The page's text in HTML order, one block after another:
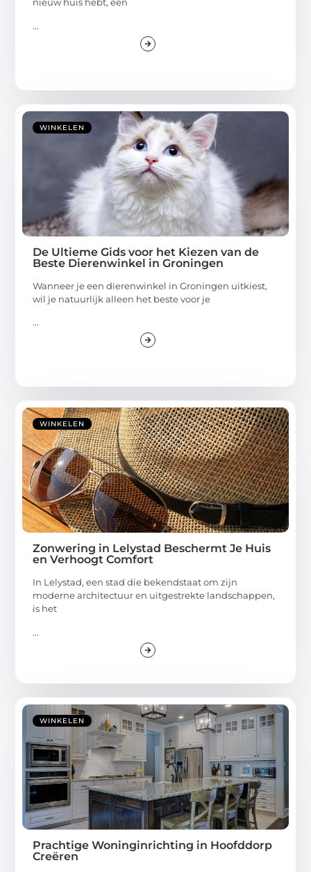
nieuw huis hebt, een
...
WINKELEN
De Ultieme Gids voor het Kiezen van de
Beste Dierenwinkel in Groningen
Wanneer je een dierenwinkel in Groningen uitkiest,
wil je natuurlijk alleen het beste voor je
...
WINKELEN
Zonwering in Lelystad Beschermt Je Huis
en Verhoogt Comfort
In Lelystad, een stad die bekendstaat om zijn
moderne architectuur en uitgestrekte landschappen,
is het
...
WINKELEN
Prachtige Woninginrichting in Hoofddorp
Creëren